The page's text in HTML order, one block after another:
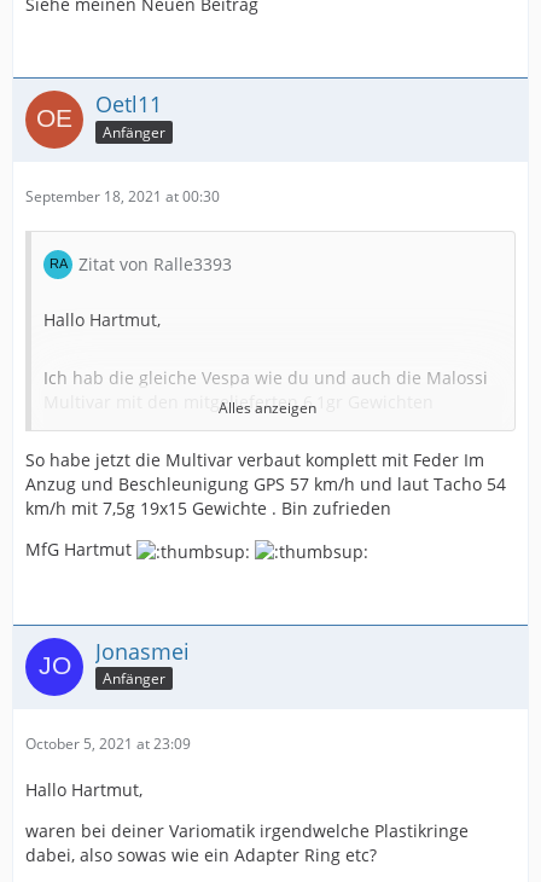
Mit welchem Setup fährst du deine Vespa? Hast du sie
tatsächlich mit 7,5 gr Gewichten ausgestattet?
Viele Grüße
Ralf
Siehe meinen Neuen Beitrag
Oetl11
Anfänger
September 18, 2021 at 00:30
Zitat von Ralle3393
Hallo Hartmut,
Ich hab die gleiche Vespa wie du und auch die Malossi
Multivar mit den mitgelieferten 6,1gr Gewichten
verbaut. Beschleunigung ist bis auf 15-20 kmh okay,
aber dann recht zögerlich. Vor allem wenn man zu zweit
fährt war das originale Setup besser.
km/h wenn ich alleine fahr.
tatsächlich mit 7,5 gr Gewichten ausgestattet?
Viele Grüße
Ralf
Alles anzeigen
So habe jetzt die Multivar verbaut komplett mit Feder Im
Anzug und Beschleunigung GPS 57 km/h und laut Tacho 54
km/h mit 7,5g 19x15 Gewichte . Bin zufrieden
MfG Hartmut
Jonasmei
Anfänger
October 5, 2021 at 23:09
Hallo Hartmut,
waren bei deiner Variomatik irgendwelche Plastikringe
dabei, also sowas wie ein Adapter Ring etc?